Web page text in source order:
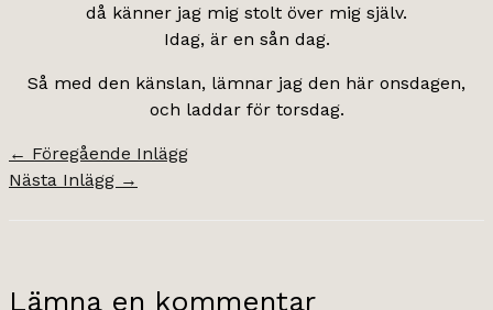
då känner jag mig stolt över mig själv.
Idag, är en sån dag.
Så med den känslan, lämnar jag den här onsdagen,
och laddar för torsdag.
← Föregående Inlägg
Nästa Inlägg →
Lämna en kommentar